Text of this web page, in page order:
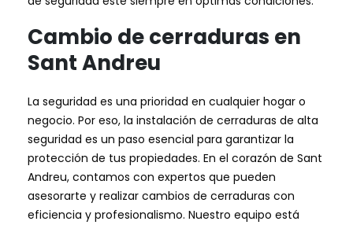
Cambio de cerraduras en
Sant Andreu
La seguridad es una prioridad en cualquier hogar o
negocio. Por eso, la instalación de cerraduras de alta
seguridad es un paso esencial para garantizar la
protección de tus propiedades. En el corazón de Sant
Andreu, contamos con expertos que pueden
asesorarte y realizar cambios de cerraduras con
eficiencia y profesionalismo. Nuestro equipo está